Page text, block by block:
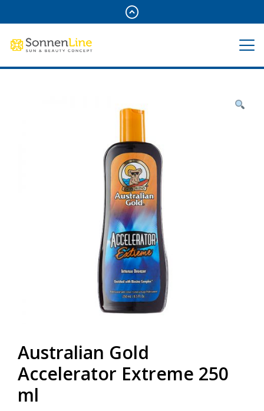
Australian Gold
Accelerator Extreme 250
ml